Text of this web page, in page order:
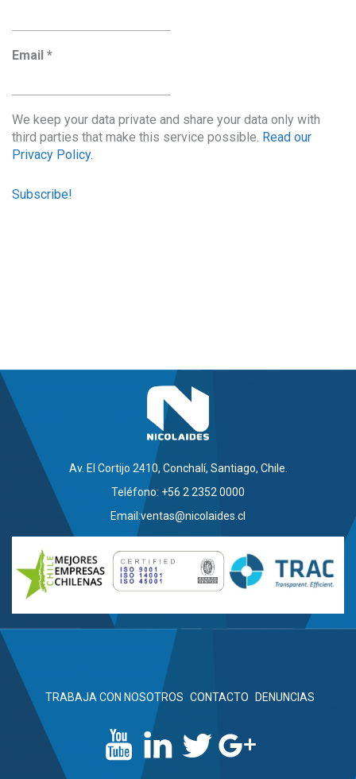
Email *
We keep your data private and share your data only with
third parties that make this service possible. Read our
Privacy Policy.
Av. El Cortijo 2410, Conchalí, Santiago, Chile.
Teléfono: +56 2 2352 0000
Email:ventas@nicolaides.cl
TRABAJA CON NOSOTROS CONTACTO DENUNCIAS